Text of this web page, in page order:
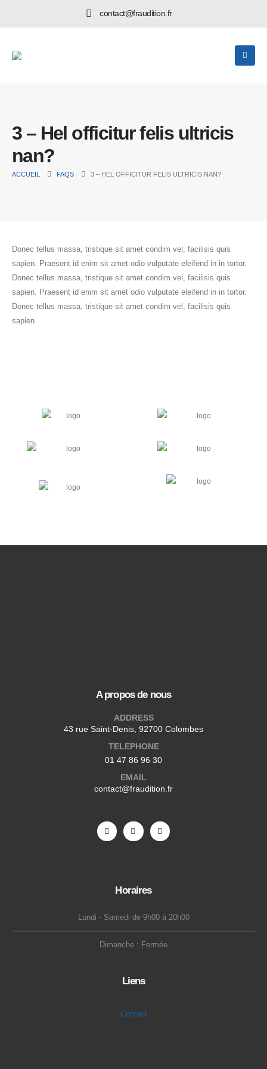
contact@fraudition.fr
3 – Hel officitur felis ultricis
nan?
ACCUEIL FAQS 3 – HEL OFFICITUR FELIS ULTRICIS NAN?
Donec tellus massa, tristique sit amet condim vel, facilisis quis
sapien. Praesent id enim sit amet odio vulputate eleifend in in tortor.
Donec tellus massa, tristique sit amet condim vel, facilisis quis
sapien. Praesent id enim sit amet odio vulputate eleifend in in tortor.
Donec tellus massa, tristique sit amet condim vel, facilisis quis
sapien.
A propos de nous
ADDRESS
43 rue Saint-Denis, 92700 Colombes
TELEPHONE
01 47 86 96 30
EMAIL
contact@fraudition.fr
Horaires
Lundi - Samedi de 9h00 à 20h00
Dimanche : Fermée
Liens
Contact